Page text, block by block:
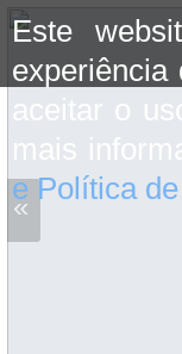
Este
experiência
aceitar o
mais
e Política
«